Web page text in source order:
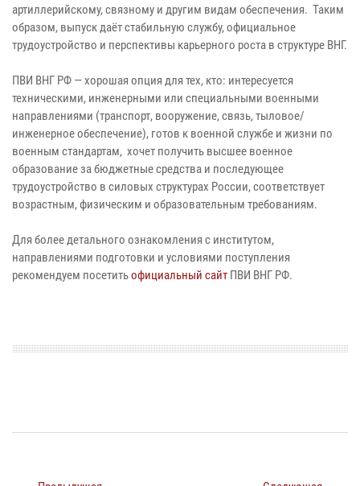
артиллерийскому, связному и другим видам обеспечения. Таким
образом, выпуск даёт стабильную службу, официальное
трудоустройство и перспективы карьерного роста в структуре ВНГ.
ПВИ ВНГ РФ — хорошая опция для тех, кто: интересуется
техническими, инженерными или специальными военными
направлениями (транспорт, вооружение, связь, тыловое/
инженерное обеспечение), готов к военной службе и жизни по
военным стандартам, хочет получить высшее военное
образование за бюджетные средства и последующее
трудоустройство в силовых структурах России, соответствует
возрастным, физическим и образовательным требованиям.
Для более детального ознакомления с институтом,
направлениями подготовки и условиями поступления
рекомендуем посетитьофициальный сайт ПВИ ВНГ РФ.